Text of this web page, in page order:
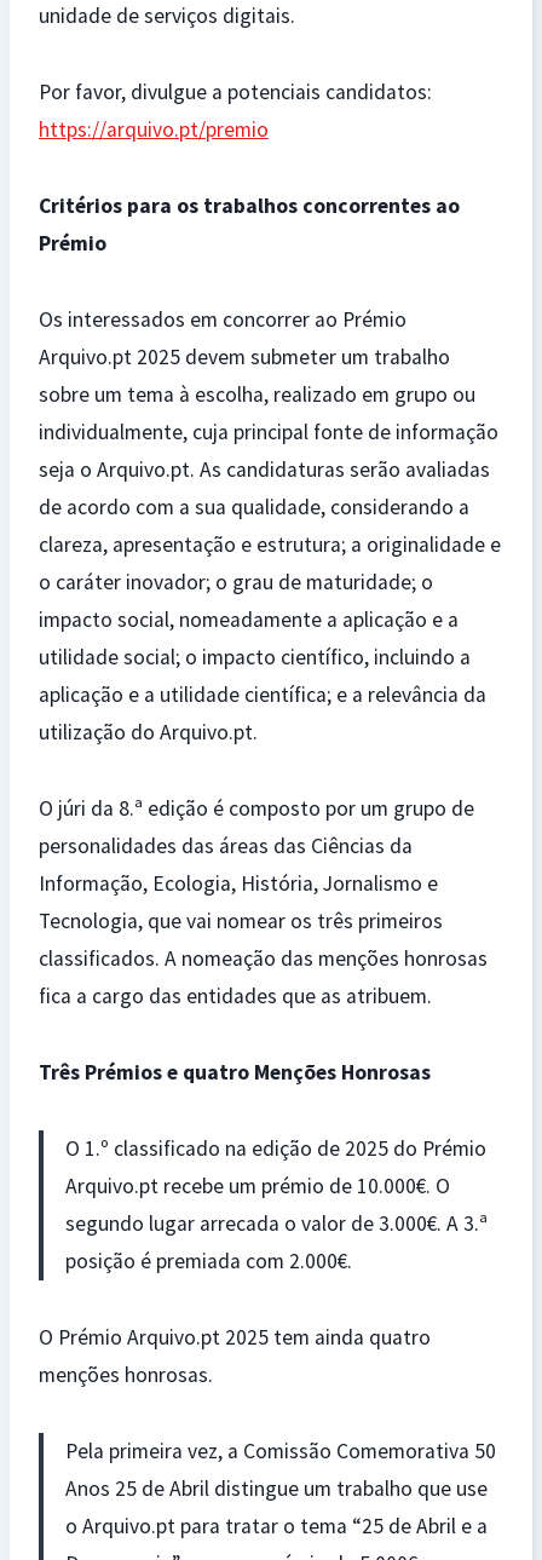
unidade de serviços digitais.
Por favor, divulgue a potenciais candidatos:
https://arquivo.pt/premio
Critérios para os trabalhos concorrentes ao
Prémio
Os interessados em concorrer ao Prémio
Arquivo.pt 2025 devem submeter um trabalho
sobre um tema à escolha, realizado em grupo ou
individualmente, cuja principal fonte de informação
seja o Arquivo.pt. As candidaturas serão avaliadas
de acordo com a sua qualidade, considerando a
clareza, apresentação e estrutura; a originalidade e
o caráter inovador; o grau de maturidade; o
impacto social, nomeadamente a aplicação e a
utilidade social; o impacto científico, incluindo a
aplicação e a utilidade científica; e a relevância da
utilização do Arquivo.pt.
O júri da 8.ª edição é composto por um grupo de
personalidades das áreas das Ciências da
Informação, Ecologia, História, Jornalismo e
Tecnologia, que vai nomear os três primeiros
classificados. A nomeação das menções honrosas
fica a cargo das entidades que as atribuem.
Três Prémios e quatro Menções Honrosas
O 1.º classificado na edição de 2025 do Prémio
Arquivo.pt recebe um prémio de 10.000€. O
segundo lugar arrecada o valor de 3.000€. A 3.ª
posição é premiada com 2.000€.
O Prémio Arquivo.pt 2025 tem ainda quatro
menções honrosas.
Pela primeira vez, a Comissão Comemorativa 50
Anos 25 de Abril distingue um trabalho que use
o Arquivo.pt para tratar o tema “25 de Abril e a